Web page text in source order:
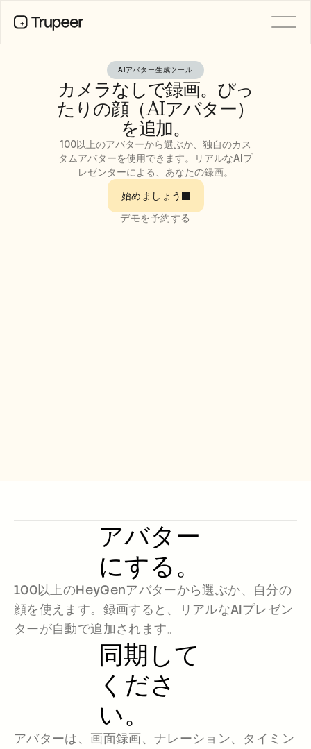
AIアバター生成ツール
カメラなしで録画。ぴっ
たりの顔（AIアバター）
を追加。
100以上のアバターから選ぶか、独自のカス
タムアバターを使用できます。リアルなAIプ
レゼンターによる、あなたの録画。
始めましょう
デモを予約する
アバター
にする。
100以上のHeyGenアバターから選ぶか、自分の
顔を使えます。録画すると、リアルなAIプレゼン
ターが自動で追加されます。
同期して
くださ
い。
アバターは、画面録画、ナレーション、タイミン
料金
採用情報
ドキュメント
ブランドキット
デモを予約する
無料トライアルを始める